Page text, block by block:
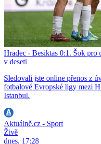
Hradec - Besiktas 0:1. Šok
v deseti
Sledovali jste online přenos z
fotbalové Evropské ligy mezi
Istanbul.
Aktuálně.cz - Sport
Živě
dnes, 17:28